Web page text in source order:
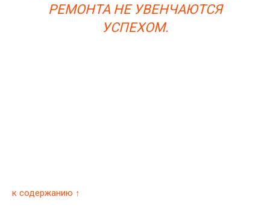
РЕМОНТА НЕ УВЕНЧАЮТСЯ
УСПЕХОМ.
к содержанию ↑